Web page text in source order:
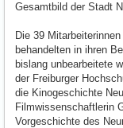
Gesamtbild der Stadt
Die 39
behandelten in ihren
bislang unbearbeitete
der Freiburger
die Kinogeschichte
Filmwissenschaftlerin
Vorgeschichte des